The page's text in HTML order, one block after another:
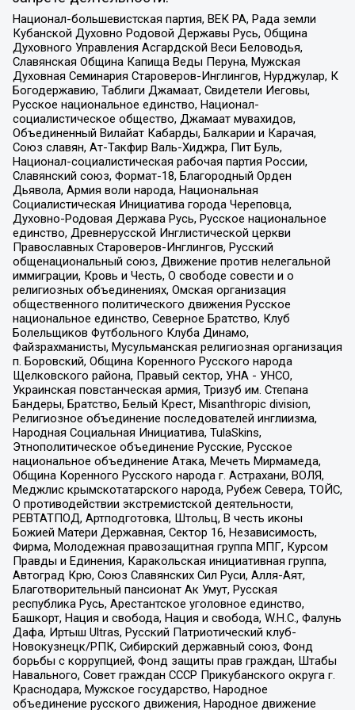
Национал-большевистская партия, ВЕК РА, Рада земли
Кубанской Духовно Родовой Державы Русь, Община
Духовного Управления Асгардской Веси Беловодья,
Славянская Община Капища Веды Перуна, Мужская
Духовная Семинария Староверов-Инглингов, Нурджулар, К
Богодержавию, Таблиги Джамаат, Свидетели Иеговы,
Русское национальное единство, Национал-
социалистическое общество, Джамаат мувахидов,
Объединенный Вилайат Кабарды, Балкарии и Карачая,
Союз славян, Ат-Такфир Валь-Хиджра, Пит Буль,
Национал-социалистическая рабочая партия России,
Славянский союз, Формат-18, Благородный Орден
Дьявола, Армия воли народа, Национальная
Социалистическая Инициатива города Череповца,
Духовно-Родовая Держава Русь, Русское национальное
единство, Древнерусской Инглистической церкви
Православных Староверов-Инглингов, Русский
общенациональный союз, Движение против нелегальной
иммиграции, Кровь и Честь, О свободе совести и о
религиозных объединениях, Омская организация
общественного политического движения Русское
национальное единство, Северное Братство, Клуб
Болельщиков Футбольного Клуба Динамо,
Файзрахманисты, Мусульманская религиозная организация
п. Боровский, Община Коренного Русского народа
Щелковского района, Правый сектор, УНА - УНСО,
Украинская повстанческая армия, Тризуб им. Степана
Бандеры, Братство, Белый Крест, Misanthropic division,
Религиозное объединение последователей инглиизма,
Народная Социальная Инициатива, TulaSkins,
Этнополитическое объединение Русские, Русское
национальное объединение Атака, Мечеть Мирмамеда,
Община Коренного Русского народа г. Астрахани, ВОЛЯ,
Меджлис крымскотатарского народа, Рубеж Севера, ТОЙС,
О противодействии экстремистской деятельности,
РЕВТАТПОД, Артподготовка, Штольц, В честь иконы
Божией Матери Державная, Сектор 16, Независимость,
Фирма, Молодежная правозащитная группа МПГ, Курсом
Правды и Единения, Каракольская инициативная группа,
Автоград Крю, Союз Славянских Сил Руси, Алля-Аят,
Благотворительный пансионат Ак Умут, Русская
республика Русь, Арестантское уголовное единство,
Башкорт, Нация и свобода, Нация и свобода, W.H.С., Фалунь
Дафа, Иртыш Ultras, Русский Патриотический клуб-
Новокузнецк/РПК, Сибирский державный союз, Фонд
борьбы с коррупцией, Фонд защиты прав граждан, Штабы
Навального, Совет граждан СССР Прикубанского округа г.
Краснодара, Мужское государство, Народное
объединение русского движения, Народное движение